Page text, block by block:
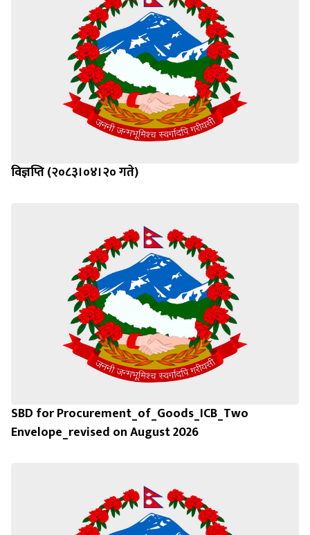
विज्ञप्ति (२०८३।०४।२० गते)
SBD for Procurement_of_Goods_ICB_Two
Envelope_revised on August 2026